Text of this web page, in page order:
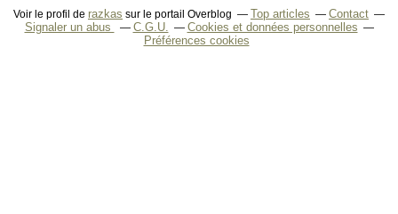
Voir le profil de razkas sur le portail Overblog Top articles
Contact
Signaler un abus
C.G.U.
Cookies et données personnelles
Préférences cookies